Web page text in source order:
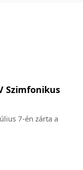
Szimfonikus
7-én zárta a